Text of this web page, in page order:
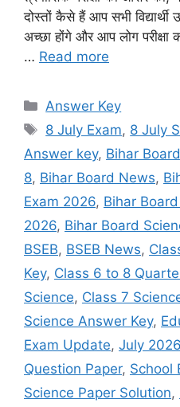
दोस्तों कैसे हैं आप सभी
अच्छा होंगे और आप लोग
… Read more
Categories
Answer Key
Tags
8 July Exam, 8 July
Answer key, Bihar Board
8, Bihar Board News,
Exam 2026, Bihar
2026, Bihar Board
BSEB, BSEB News,
Key, Class 6 to 8
Science, Class 7
Science Answer Key,
Exam Update, July 2026
Question Paper, School
Science Paper Solution,